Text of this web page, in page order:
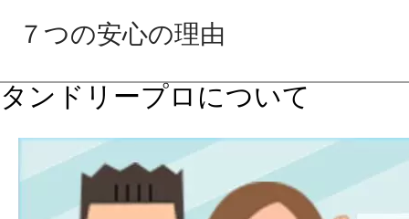
７つの安心の理由
タンドリープロについて